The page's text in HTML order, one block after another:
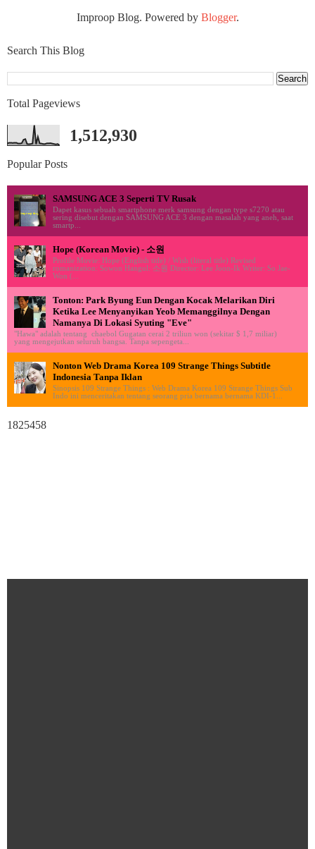
Improop Blog. Powered by Blogger.
Search This Blog
Total Pageviews
1,512,930
Popular Posts
SAMSUNG ACE 3 Seperti TV Rusak
Dapet kasus sebuah smartphone merk samsung dengan type s7270 atau
sering disebut dengan SAMSUNG ACE 3 dengan masalah yang aneh, saat
smartp...
Hope (Korean Movie) - 소원
Profile Movie: Hope (English title) / Wish (literal title) Revised
romanization: Sowon Hangul: 소원 Director: Lee Joon-Ik Writer: So Jae-
Won (...
Tonton: Park Byung Eun Dengan Kocak Melarikan Diri
Ketika Lee Menyanyikan Yeob Memanggilnya Dengan
Namanya Di Lokasi Syuting "Eve"
"Hawa" adalah tentang chaebol Gugatan cerai 2 triliun won (sekitar $ 1,7 miliar)
yang mengejutkan seluruh bangsa. Tanpa sepengeta...
Nonton Web Drama Korea 109 Strange Things Subtitle
Indonesia Tanpa Iklan
Sinopsis 109 Strange Things : Web Drama Korea 109 Strange Things Sub
Indo ini menceritakan tentang seorang pria bernama bernama KDI-1...
1825458